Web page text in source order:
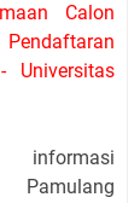
Calon
Universitas